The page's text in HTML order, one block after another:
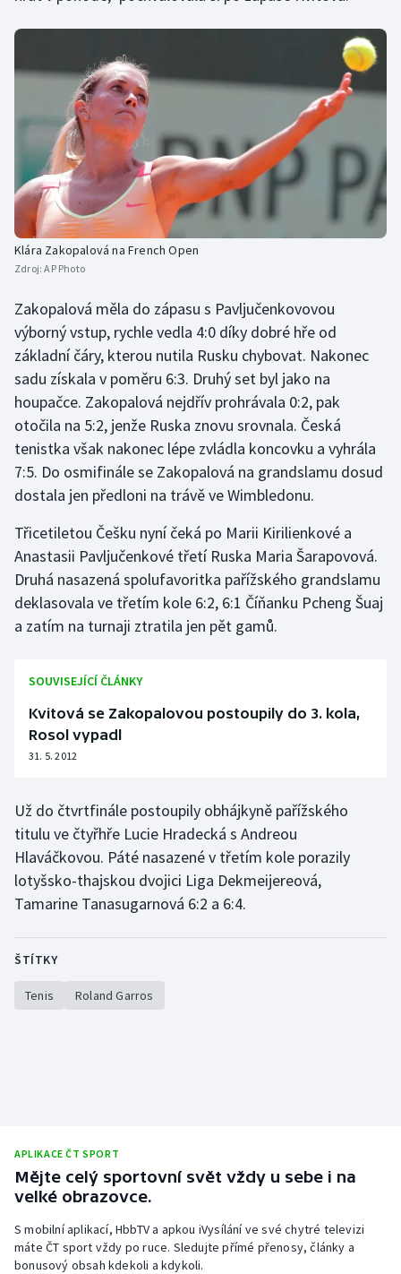
Veslování
Vodní slalom
Volejbal
Ostatní
Klára Zakopalová na French Open
Zdroj:AP Photo
Zakopalová měla do zápasu s Pavljučenkovovou
výborný vstup, rychle vedla 4:0 díky dobré hře od
základní čáry, kterou nutila Rusku chybovat. Nakonec
sadu získala v poměru 6:3. Druhý set byl jako na
houpačce. Zakopalová nejdřív prohrávala 0:2, pak
otočila na 5:2, jenže Ruska znovu srovnala. Česká
tenistka však nakonec lépe zvládla koncovku a vyhrála
7:5. Do osmifinále se Zakopalová na grandslamu dosud
dostala jen předloni na trávě ve Wimbledonu.
Třicetiletou Češku nyní čeká po Marii Kirilienkové a
Anastasii Pavljučenkové třetí Ruska Maria Šarapovová.
Druhá nasazená spolufavoritka pařížského grandslamu
deklasovala ve třetím kole 6:2, 6:1 Číňanku Pcheng Šuaj
a zatím na turnaji ztratila jen pět gamů.
SOUVISEJÍCÍ ČLÁNKY
Kvitová se Zakopalovou postoupily do 3. kola,
Rosol vypadl
31. 5. 2012
Už do čtvrtfinále postoupily obhájkyně pařížského
titulu ve čtyřhře Lucie Hradecká s Andreou
Hlaváčkovou. Páté nasazené v třetím kole porazily
lotyšsko-thajskou dvojici Liga Dekmeijereová,
Tamarine Tanasugarnová 6:2 a 6:4.
ŠTÍTKY
Tenis Roland Garros
APLIKACE ČT SPORT
Mějte celý sportovní svět vždy u sebe i na
velké obrazovce.
S mobilní aplikací, HbbTV a apkou iVysílání ve své chytré televizi
máte ČT sport vždy po ruce. Sledujte přímé přenosy, články a
bonusový obsah kdekoli a kdykoli.